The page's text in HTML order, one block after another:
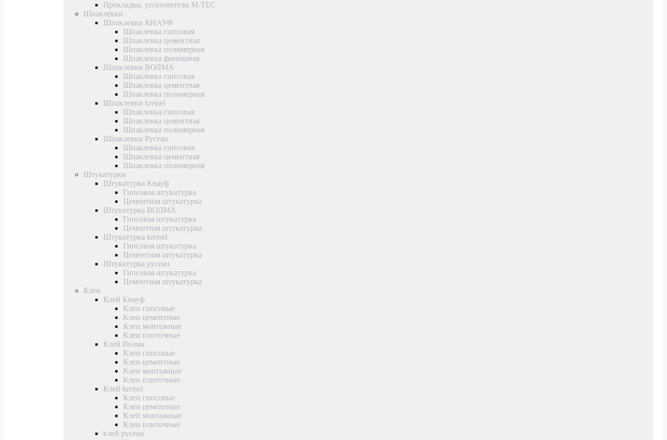
Прокладки, уплотнители M-TEC
Шпаклевки
Шпаклевки КНАУФ
Шпаклевка гипсовая
Шпаклевка цементная
Шпаклевка полимерная
Шпаклевка финишная
Шпаклевки ВОЛМА
Шпаклевка гипсовая
Шпаклевка цементная
Шпаклевка полимерная
Шпаклевки kreisel
Шпаклевка гипсовая
Шпаклевка цементная
Шпаклевка полимерная
Шпаклевки Русеан
Шпаклевка гипсовая
Шпаклевка цементная
Шпаклевка полимерная
Штукатурки
Штукатурка Кнауф
Гипсовая штукатурка
Цементная штукатурка
Штукатурка ВОЛМА
Гипсовая штукатурка
Цементная штукатурка
Штукатурка kreisel
Гипсовая штукатурка
Цементная штукатурка
Штукатурка русеан
Гипсовая штукатурка
Цементная штукатурка
Клеи
Клей Кнауф
Клеи гипсовые
Клеи цементные
Клеи монтажные
Клеи плиточные
Клей Волма
Клеи гипсовые
Клеи цементные
Клеи монтажные
Клеи плиточные
Клей kreisel
Клеи гипсовые
Клеи цементные
Клей монтажные
Клеи плиточные
клей русеан